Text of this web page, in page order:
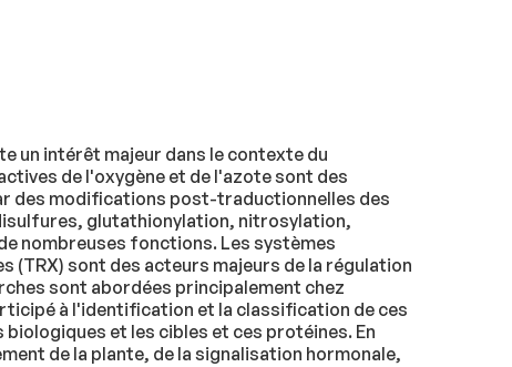
un intérêt majeur dans le contexte du
de l'oxygène et de l'azote sont des
des modifications post-traductionnelles des
glutathionylation, nitrosylation,
nombreuses fonctions. Les systèmes
sont des acteurs majeurs de la régulation
sont abordées principalement chez
à l'identification et la classification de ces
et les cibles et ces protéines. En
de la plante, de la signalisation hormonale,